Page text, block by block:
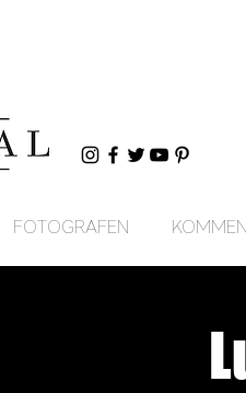
FOTOGRAFEN